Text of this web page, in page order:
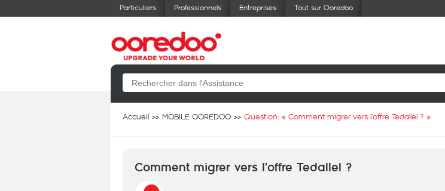
Particuliers Professionnels Entreprises Tout sur Ooredoo
Accueil MOBILE OOREDOO Question: « Comment migrer vers l’offre Tedallel ? »
Comment migrer vers l’offre Tedallel ?